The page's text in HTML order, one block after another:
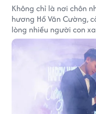
Không chỉ là nơi chôn
hương Hồ Văn Cường,
lòng nhiều người con
đến hương vị quê nhà,
điều khiến họ luôn